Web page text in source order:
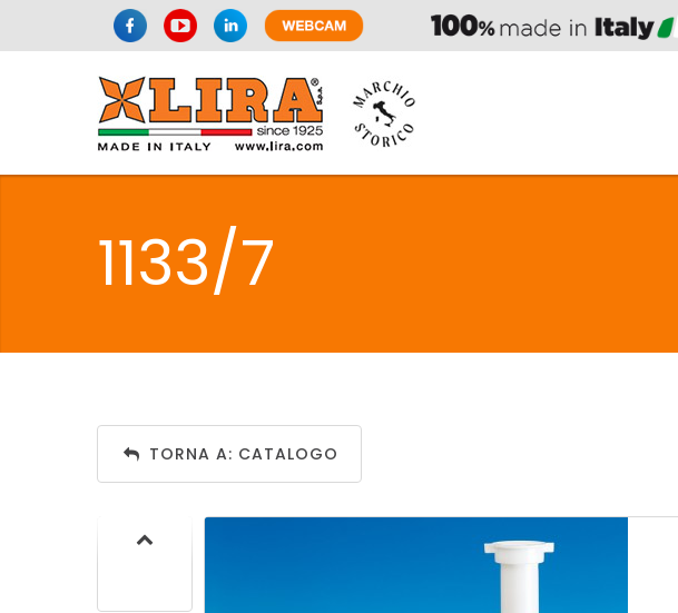
SIFONI SPAZIO PER
CUCINA
LA CUCINA
1133/7
TORNA A: CATALOGO